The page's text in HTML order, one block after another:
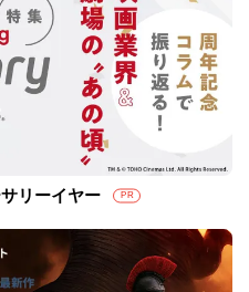
リーイヤー PR